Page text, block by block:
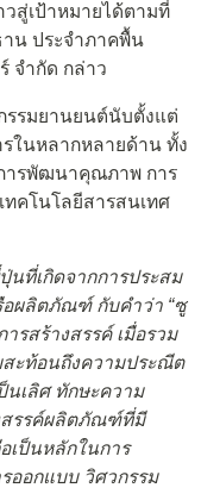
วสู่เป้าหมายได้ตามที่
าน ประจำภาคพื้น
จำกัด กล่าว
รรมยานยนต์นับตั้งแต่
ในหลากหลายด้าน ทั้ง
ารพัฒนาคุณภาพ การ
ทคโนโลยีสารสนเทศ
นที่เกิดจากการประสม
อผลิตภัณฑ์ กับคำว่า “ซู
รสร้างสรรค์ เมื่อรวม
ะท้อนถึงความประณีต
นเลิศ ทักษะความ
สรรค์ผลิตภัณฑ์ที่มี
ป็นหลักในการ
อกแบบ วิศวกรรม